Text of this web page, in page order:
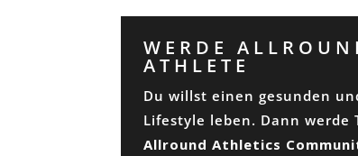
WERDE
ATHLETE
Du willst einen gesunden
Lifestyle leben. Dann werde
Allround Athletics